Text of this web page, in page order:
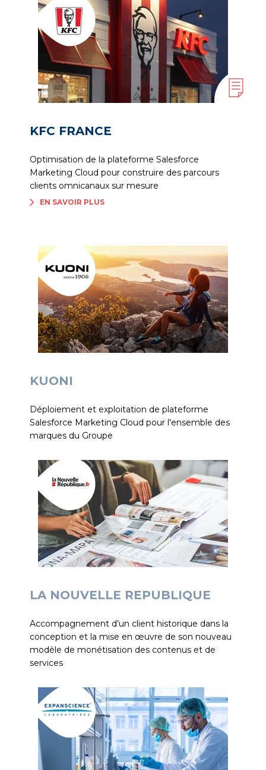
KFC FRANCE
Optimisation de la plateforme Salesforce
Marketing Cloud pour construire des parcours
clients omnicanaux sur mesure
EN SAVOIR PLUS
KUONI
Déploiement et exploitation de plateforme
Salesforce Marketing Cloud pour l'ensemble des
marques du Groupe
LA NOUVELLE REPUBLIQUE
Accompagnement d’un client historique dans la
conception et la mise en œuvre de son nouveau
modèle de monétisation des contenus et de
services